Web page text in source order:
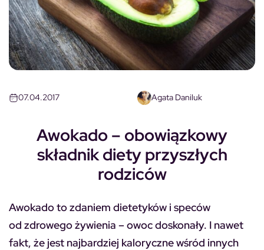
07.04.2017 Agata Daniluk
Awokado – obowiązkowy
składnik diety przyszłych
rodziców
Awokado to zdaniem dietetyków i speców
od zdrowego żywienia – owoc doskonały. I nawet
fakt, że jest najbardziej kaloryczne wśród innych